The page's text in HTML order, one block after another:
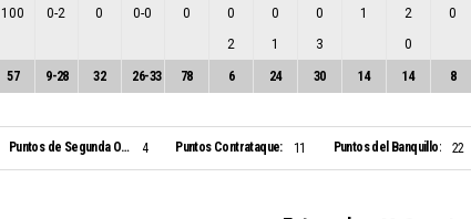
100 0-2 0 0-0 0 0 0 0 1 2 0
2 1 3 0
57 9-28 32 26-33 78 6 24 30 14 14 8
Puntos de Segunda Oportunidad: 4 Puntos Contrataque: 11 Puntos del Banquillo: 22